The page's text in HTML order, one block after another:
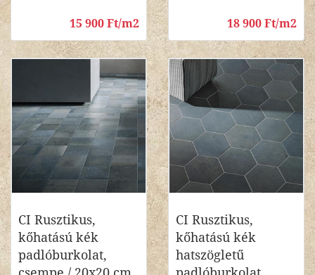
15 900 Ft/m2 18 900 Ft/m2
CI Rusztikus,
kőhatású kék
padlóburkolat,
CI Rusztikus,
kőhatású kék
hatszögletű